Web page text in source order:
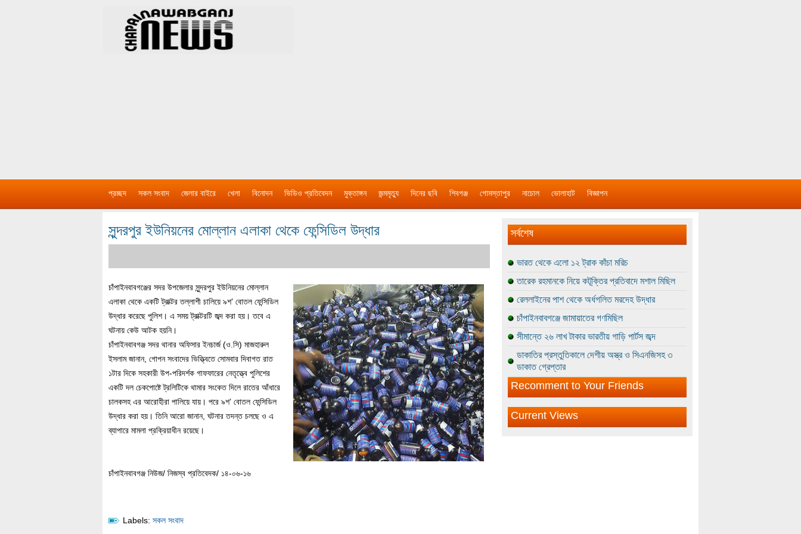
প্রচ্ছদ সকল সংবাদ জেলার বাইরে খেলা বিনোদন ভিডিও প্রতিবেদন মুক্তাঙ্গন জন্মমৃত্যু দিনের ছবি শিবগঞ্জ গোমস্তাপুর নাচোল ভোলাহাট বিজ্ঞাপন
সুন্দরপুর ইউনিয়নের মোল্লান এলাকা থেকে ফেন্সিডিল উদ্ধার
চাঁপাইনবাবগঞ্জের সদর উপজেলার সুন্দরপুর ইউনিয়নের মোল্লান
এলাকা থেকে একটি ট্রাক্টর তল্লাশী চালিয়ে ৯শ’ বোতল ফেন্সিডিল
উদ্ধার করেছে পুলিশ। এ সময় ট্রাক্টরটি জব্দ করা হয়। তবে এ
ঘটনায় কেউ আটক হয়নি।
চাঁপাইনবাবগঞ্জ সদর থানার অফিসার ইনচার্জ (ও.সি) মাজহারুল
ইসলাম জানান, গোপন সংবাদের ভিত্ত্বিতে সোমবার দিবাগত রাত
১টার দিকে সহকারী উপ-পরিদর্শক গাফফারের নেতৃত্ত্বে পুলিশের
একটি দল চেকপোষ্টে ট্রলিটিকে থামার সংকেত দিলে রাতের আঁধারে
চালকসহ এর আরোহীরা পালিয়ে যায়। পরে ৯শ’ বোতল ফেন্সিডিল
উদ্ধার করা হয়। তিনি আরো জানান, ঘটনার তদন্ত চলছে ও এ
ব্যাপারে মামলা প্রক্রিয়াধীন রয়েছে।
চাঁপাইনবাবগঞ্জ নিউজ/ নিজস্ব প্রতিবেদক/ ১৪-০৬-১৬
Labels: সকল সংবাদ
সর্বশেষ
ভারত থেকে এলো ১২ ট্রাক কাঁচা মরিচ
তারেক রহমানকে নিয়ে কটূক্তির প্রতিবাদে মশাল মিছিল
রেললাইনের পাশ থেকে অর্ধগলিত মরদেহ উদ্ধার
চাঁপাইনবাবগঞ্জে জামায়াতের গণমিছিল
সীমান্তে ২৬ লাখ টাকার ভারতীয় গাড়ি পার্টস জব্দ
ডাকাতির প্রস্তুতিকালে দেশীয় অস্ত্র ও সিএনজিসহ ৩
ডাকাত গ্রেপ্তার
Recomment to Your Friends
Current Views